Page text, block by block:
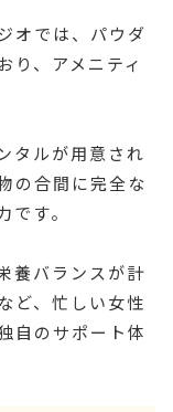
オでは、パウダ
り、アメニティ
タルが用意され
の合間に完全な
す。
養バランスが計
ど、忙しい女性
自のサポート体